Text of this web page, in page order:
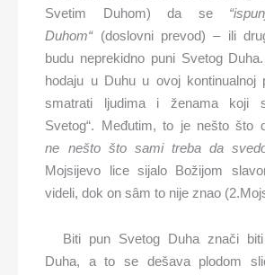
Svetim Duhom) da se “
Duhom“ (doslovni prevod) – ili
budu neprekidno puni Svetog
hodaju u Duhu u ovoj kontinualnoj
smatrati ljudima i ženama koji
Svetog“. Međutim, to je nešto što
ne nešto što sami treba da
Mojsijevo lice sijalo Božijom
videli, dok on sâm to nije znao
Biti pun Svetog Duha znači
Duha, a to se dešava plodom